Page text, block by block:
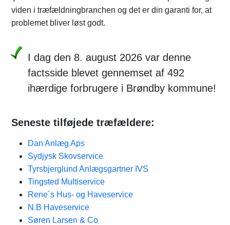
viden i træfældningbranchen og det er din garanti for, at
problemet bliver løst godt.
I dag den 8. august 2026 var denne
factsside blevet gennemset af 492
ihærdige forbrugere i Brøndby kommune!
Seneste tilføjede træfældere:
Dan Anlæg Aps
Sydjysk Skovservice
Tyrsbjerglund Anlægsgartner IVS
Tingsted Multiservice
Rene´s Hus- og Haveservice
N.B Haveservice
Søren Larsen & Co